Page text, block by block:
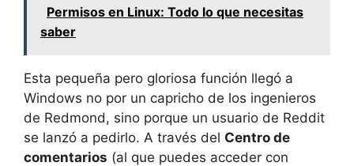
Permisos en Linux: Todo lo que necesitas
saber
Esta pequeña pero gloriosa función llegó a
Windows no por un capricho de los ingenieros
de Redmond, sino porque un usuario de Reddit
se lanzó a pedirlo. A través del Centro de
comentarios (al que puedes acceder con